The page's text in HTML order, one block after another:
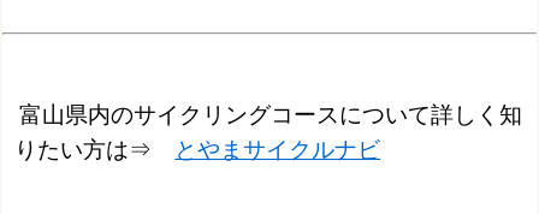
富山県内のサイクリングコースについて詳しく知
りたい方は⇒
とやまサイクルナビ